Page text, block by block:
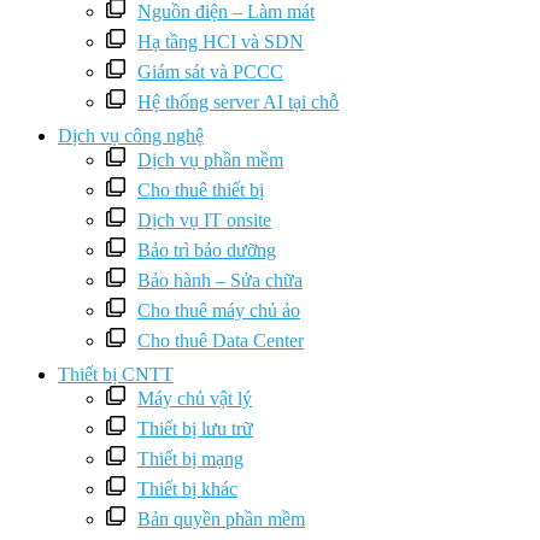
Nguồn điện – Làm mát
Hạ tầng HCI và SDN
Giám sát và PCCC
Hệ thống server AI tại chỗ
Dịch vụ công nghệ
Dịch vụ phần mềm
Cho thuê thiết bị
Dịch vụ IT onsite
Bảo trì bảo dưỡng
Bảo hành – Sửa chữa
Cho thuê máy chủ ảo
Cho thuê Data Center
Thiết bị CNTT
Máy chủ vật lý
Thiết bị lưu trữ
Thiết bị mạng
Thiết bị khác
Bản quyền phần mềm